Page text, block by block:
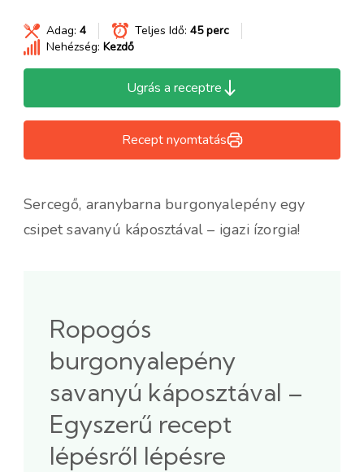
Adag: 4 Teljes Idő: 45 perc
Nehézség: Kezdő
Ugrás a receptre
Recept nyomtatás
Sercegő, aranybarna burgonyalepény egy
csipet savanyú káposztával – igazi ízorgia!
Ropogós
burgonyalepény
savanyú káposztával –
Egyszerű recept
lépésről lépésre